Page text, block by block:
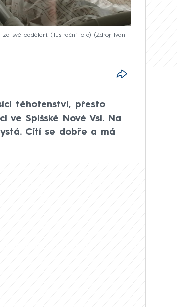
své oddělení. (Ilustrační foto)
Zdroj: Ivan
těhotenství, přesto
ve Spišské Nové Vsi. Na
Cítí se dobře a má